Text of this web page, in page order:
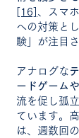
[16] 、スマ
への対策と
験」が注目
アナログな
ードゲーム
流を促し孤
ています。
は、週数回